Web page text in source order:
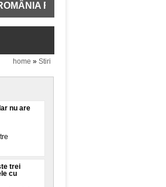
REPORNEȘTE TREI UNITĂȚI DE
home » Stiri
nu are
trei
cu